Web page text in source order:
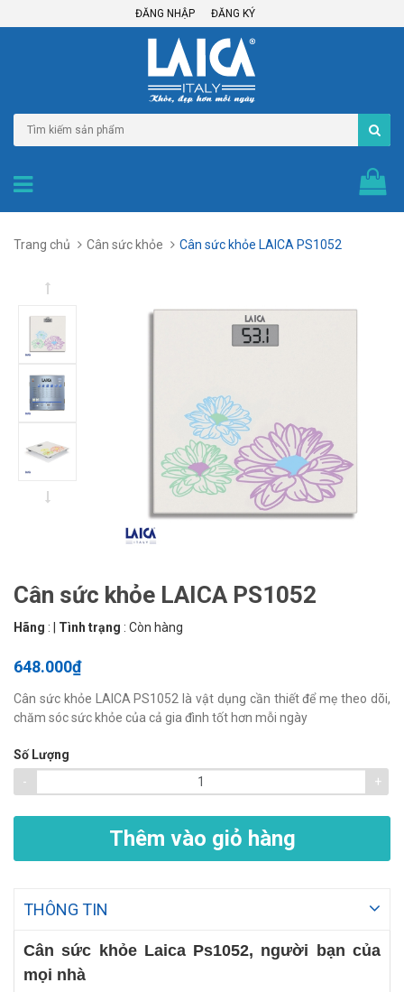
ĐĂNG NHẬP ĐĂNG KÝ
Trang chủ Cân sức khỏe Cân sức khỏe LAICA PS1052
Cân sức khỏe LAICA PS1052
Hãng : Tình trạng : Còn hàng
648.000₫
Cân sức khỏe LAICA PS1052 là vật dụng cần thiết để mẹ theo dõi,
chăm sóc sức khỏe của cả gia đình tốt hơn mỗi ngày
Số Lượng
-
+
Thêm vào giỏ hàng
THÔNG TIN
Cân sức khỏe Laica Ps1052, người bạn của
mọi nhà